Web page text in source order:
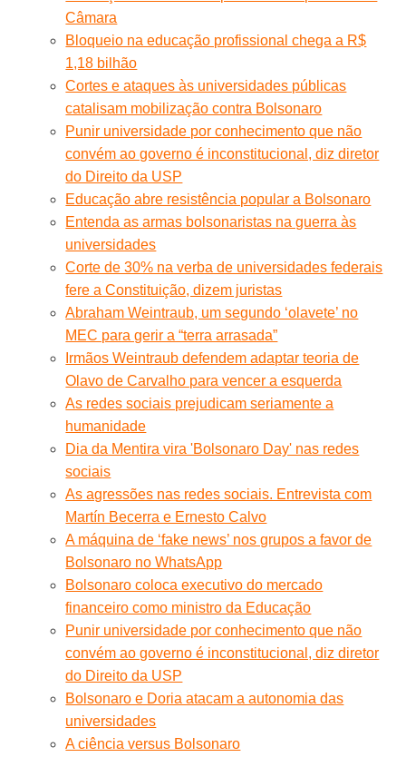
Câmara
Bloqueio na educação profissional chega a R$
1,18 bilhão
Cortes e ataques às universidades públicas
catalisam mobilização contra Bolsonaro
Punir universidade por conhecimento que não
convém ao governo é inconstitucional, diz diretor
do Direito da USP
Educação abre resistência popular a Bolsonaro
Entenda as armas bolsonaristas na guerra às
universidades
Corte de 30% na verba de universidades federais
fere a Constituição, dizem juristas
Abraham Weintraub, um segundo ‘olavete’ no
MEC para gerir a “terra arrasada”
Irmãos Weintraub defendem adaptar teoria de
Olavo de Carvalho para vencer a esquerda
As redes sociais prejudicam seriamente a
humanidade
Dia da Mentira vira 'Bolsonaro Day' nas redes
sociais
As agressões nas redes sociais. Entrevista com
Martín Becerra e Ernesto Calvo
A máquina de ‘fake news’ nos grupos a favor de
Bolsonaro no WhatsApp
Bolsonaro coloca executivo do mercado
financeiro como ministro da Educação
Punir universidade por conhecimento que não
convém ao governo é inconstitucional, diz diretor
do Direito da USP
Bolsonaro e Doria atacam a autonomia das
universidades
A ciência versus Bolsonaro